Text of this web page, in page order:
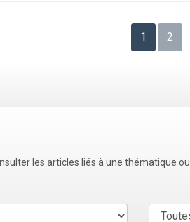
1 2
les articles liés à une thématique